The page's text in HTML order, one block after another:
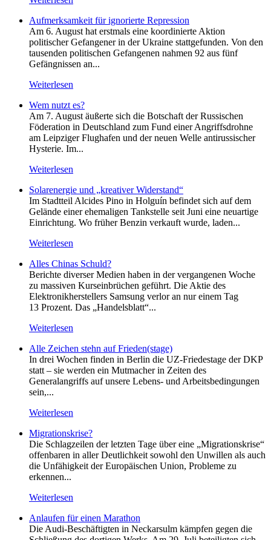
Aufmerksamkeit für ignorierte Repression
Am 6. August hat erstmals eine koordinierte Aktion
politischer Gefangener in der Ukraine stattgefunden. Von den
tausenden politischen Gefangenen nahmen 92 aus fünf
Gefängnissen an...
Weiterlesen
Wem nutzt es?
Am 7. August äußerte sich die Botschaft der Russischen
Föderation in Deutschland zum Fund einer Angriffsdrohne
am Leipziger Flughafen und der neuen Welle antirussischer
Hysterie. Im...
Weiterlesen
Solarenergie und „kreativer Widerstand“
Im Stadtteil Alcides Pino in Holguín befindet sich auf dem
Gelände einer ehemaligen Tankstelle seit Juni eine neuartige
Einrichtung. Wo früher Benzin verkauft wurde, laden...
Weiterlesen
Alles Chinas Schuld?
Berichte diverser Medien haben in der vergangenen Woche
zu massiven Kurseinbrüchen geführt. Die Aktie des
Elektronikherstellers Samsung verlor an nur einem Tag
13 Prozent. Das „Handelsblatt“...
Weiterlesen
Alle Zeichen stehn auf Frieden(stage)
In drei Wochen finden in Berlin die UZ-Friedestage der DKP
statt – sie werden ein Mutmacher in Zeiten des
Generalangriffs auf unsere Lebens- und Arbeitsbedingungen
sein,...
Weiterlesen
Migrationskrise?
Die Schlagzeilen der letzten Tage über eine „Migrationskrise“
offenbaren in aller Deutlichkeit sowohl den Unwillen als auch
die Unfähigkeit der Europäischen Union, Probleme zu
erkennen...
Weiterlesen
Anlaufen für einen Marathon
Die Audi-Beschäftigten in Neckarsulm kämpfen gegen die